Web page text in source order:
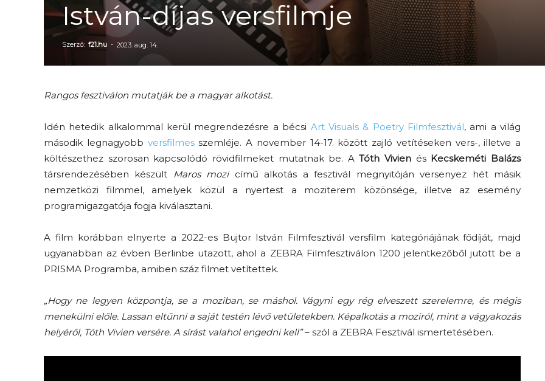
István-díjas versfilmje
Szerző: f21.hu - 2023. aug. 14.
Rangos fesztiválon mutatják be a magyar alkotást.
Idén hetedik alkalommal kerül megrendezésre a bécsi Art Visuals & Poetry Filmfesztivál, ami a világ
második legnagyobb versfilmesszemléje. A november 14-17. között zajló vetítéseken vers-, illetve a
költészethez szorosan kapcsolódó rövidfilmeket mutatnak be. ATóth Vivien és Kecskeméti Balázs
társrendezésében készült Maros mozicímű alkotás a fesztivál megnyitóján versenyez hét másik
nemzetközi filmmel, amelyek közül a nyertest a moziterem közönsége, illetve az esemény
programigazgatója fogja kiválasztani.
A film korábban elnyerte a 2022-es Bujtor István Filmfesztivál versfilm kategóriájának fődíját, majd
ugyanabban az évben Berlinbe utazott, ahol a ZEBRA Filmfesztiválon 1200 jelentkezőből jutott be a
PRISMA Programba, amiben száz filmet vetítettek.
„Hogy ne legyen központja, se a moziban, se máshol. Vágyni egy rég elveszett szerelemre, és mégis
menekülni előle. Lassan eltűnni a saját testén lévő vetületekben. Képalkotás a moziról, mint a vágyakozás
helyéről, Tóth Vivien versére. A sírást valahol engedni kell”– szól a ZEBRA Fesztivál ismertetésében.